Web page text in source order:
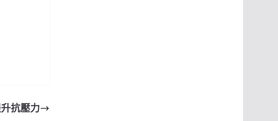
抗壓力